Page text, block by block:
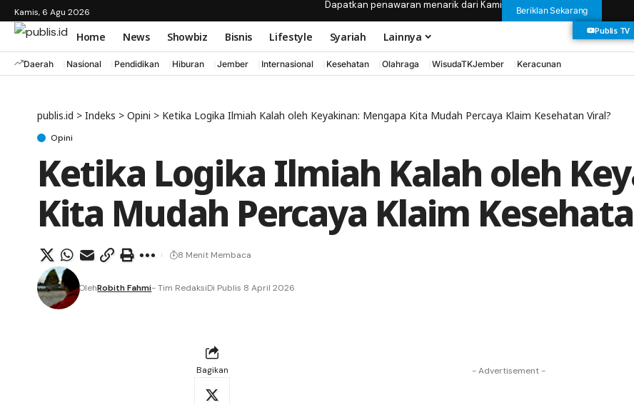
Kamis, 6 Agu 2026
Dapatkan penawaran menarik dari Kami Beriklan Sekarang
Home News Showbiz Bisnis Lifestyle Syariah Lainnya Publis TV
Daerah Nasional Pendidikan Hiburan Jember Internasional Kesehatan Olahraga WisudaTKJember Keracunan
publis.id > Indeks > Opini > Ketika Logika Ilmiah Kalah oleh Keyakinan: Mengapa Kita Mudah Percaya Klaim Kesehatan Viral?
Opini
Ketika Logika Ilmiah Kalah oleh
Kita Mudah Percaya Klaim
OlehRobith Fahmi- Tim RedaksiDi Publis 8 April 2026
8 Menit Membaca
Bagikan - Advertisement -